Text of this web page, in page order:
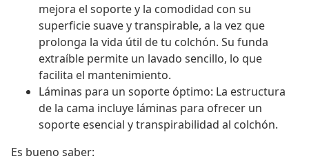
mejora el soporte y la comodidad con su
superficie suave y transpirable, a la vez que
prolonga la vida útil de tu colchón. Su funda
extraíble permite un lavado sencillo, lo que
facilita el mantenimiento.
Láminas para un soporte óptimo: La estructura
de la cama incluye láminas para ofrecer un
soporte esencial y transpirabilidad al colchón.
Es bueno saber: